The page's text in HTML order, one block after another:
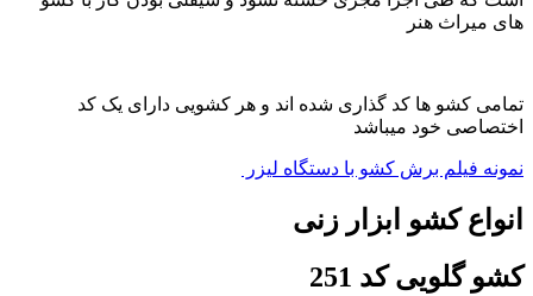
های میراث هنر
تمامی کشو ها کد گذاری شده اند و هر کشویی دارای یک کد
اختصاصی خود میباشد
نمونه فیلم برش کشو با دستگاه لیزر
انواع کشو ابزار زنی
کشو گلویی کد 251